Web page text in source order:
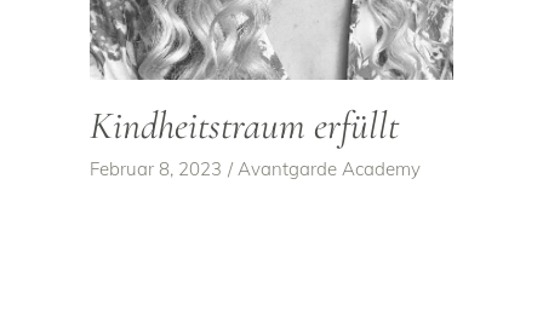
Kindheitstraum erfüllt
Februar 8, 2023 Avantgarde Academy